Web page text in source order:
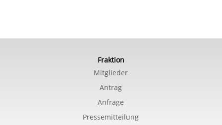
Fraktion
Mitglieder
Antrag
Anfrage
Pressemitteilung